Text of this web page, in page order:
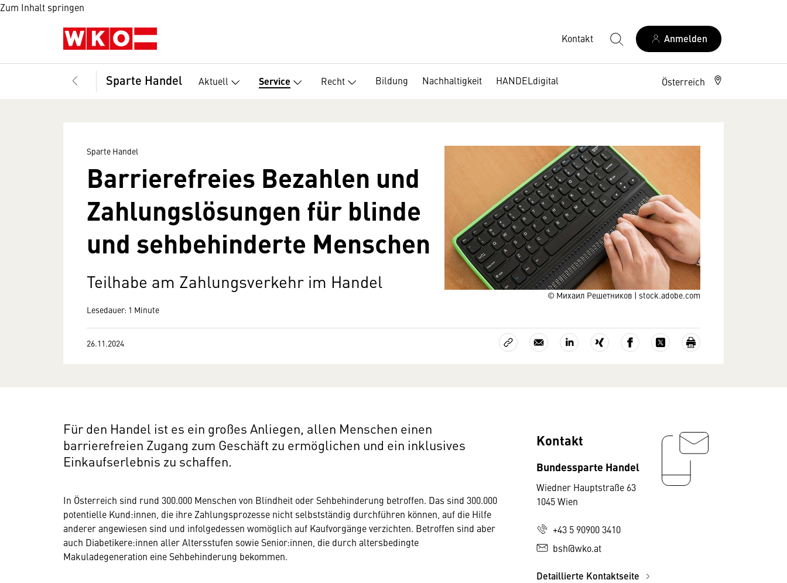
Zum Inhalt springen
Kontakt Anmelden
Sparte Handel Aktuell Service Recht Bildung Nachhaltigkeit HANDELdigital Österreich
© Михаил Решетников | stock.adobe.com
Sparte Handel
Barrierefreies Bezahlen und
Zahlungslösungen für blinde
und sehbehinderte Menschen
Teilhabe am Zahlungsverkehr im Handel
Lesedauer: 1 Minute
26.11.2024
Für den Handel ist es ein großes Anliegen, allen Menschen einen
barrierefreien Zugang zum Geschäft zu ermöglichen und ein inklusives
Einkaufserlebnis zu schaffen.
In Österreich sind rund 300.000 Menschen von Blindheit oder Sehbehinderung betroffen. Das sind 300.000
potentielle Kund:innen, die ihre Zahlungsprozesse nicht selbstständig durchführen können, auf die Hilfe
anderer angewiesen sind und infolgedessen womöglich auf Kaufvorgänge verzichten. Betroffen sind aber
auch Diabetikere:innen aller Altersstufen sowie Senior:innen, die durch altersbedingte
Makuladegeneration eine Sehbehinderung bekommen.
Kontakt
Bundessparte Handel
Wiedner Hauptstraße 63
1045 Wien
+43 5 90900 3410
bsh@wko.at
Detaillierte Kontaktseite